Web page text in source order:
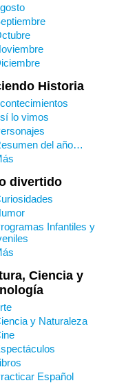
Historia
lo vimos
del año…
divertido
Infantiles y
Ciencia y
y Naturaleza
Español